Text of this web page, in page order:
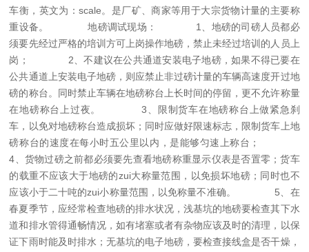
车衡，英文为：scale。是厂矿、商家等用于大宗货物计量的主要称
重设备。
地磅调试现场：
1、地磅的司磅人员都必
须要先经过严格的培训方可上岗操作地磅，禁止未经过培训的人员上
岗；
2、不建议在公共通道安装电子地磅，如果不得已要在
公共通道上安装电子地磅，则应禁止非过磅计量的车辆高速度开过地
磅的称台。同时禁止车辆在地磅称台上长时间的停留，更不允许称量
在地磅称台上过夜。
3、限制货车在地磅称台上做紧急刹
车，以免对地磅称台造成损坏；同时应做好限速标志，限制货车上地
磅称台的速度在每小时五公里以内，是能够匀速上称台；
4、货物过磅之前都必须要先查看地磅称重显示仪表是否置零；货车
的载重不应该大于地磅的zui大称量范围，以免损坏地磅；同时也不
应该小于二十吨的zui小称量范围，以免称量不准确。
5、在
春夏季节，应经常检查地磅的排水状况，浅基坑的地磅要检查其下水
道和排水管得通畅情况，如有堵塞或者有杂物应该及时的清理，以保
证下雨时能及时排水；无基坑的电子地磅，要检查接线盒是否干燥，